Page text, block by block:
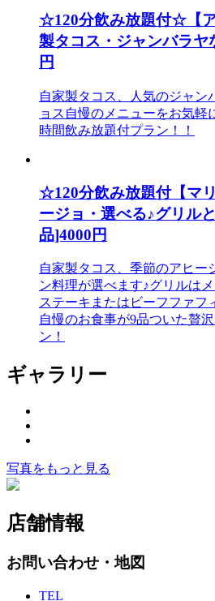
☆120分飲み放題付☆【
製タコス・ジャンバラ
円
自家製タコス、人気のジャン
ョス自慢のメニューをお気軽
時間飲み放題付プラン！！
☆120分飲み放題付【マ
ージョ・選べる♪グリル
品]4000円
自家製タコス、季節のアヒー
ン料理が選べます♪グリルは
ステーキまたはビーフファフ
自慢のお食事が9品ついた贅
ン！
ギャラリー
写真をもっと見る
店舗情報
お問い合わせ・地図
TEL